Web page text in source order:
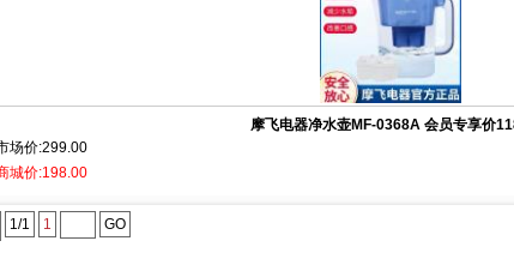
摩飞电器净水壶MF-0368A 会员专享价
场价:299.00
城价:198.00
1/1 1 GO